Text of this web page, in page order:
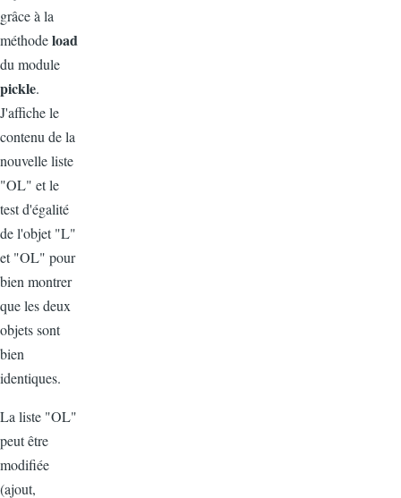
grâce à la
méthodeload
du module
pickle.
J'affiche le
contenu de la
nouvelle liste
"OL" et le
test d'égalité
de l'objet "L"
et "OL" pour
bien montrer
que les deux
objets sont
bien
identiques.
La liste "OL"
peut être
modifiée
(ajout,